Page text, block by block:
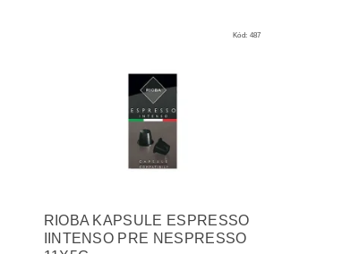
Kód: 487
RIOBA KAPSULE ESPRESSO
IINTENSO PRE NESPRESSO